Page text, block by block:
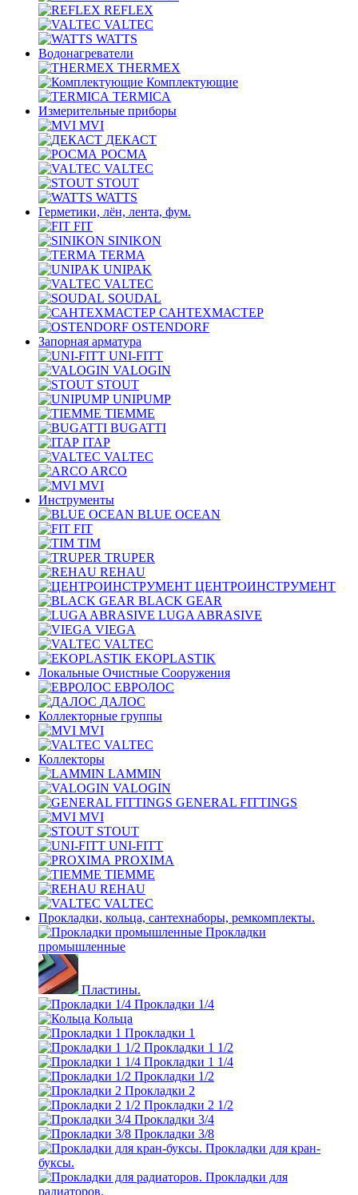
REFLEX
VALTEC
WATTS
Водонагреватели
THERMEX
Комплектующие
TERMICA
Измерительные приборы
MVI
ДЕКАСТ
РОСМА
VALTEC
STOUT
WATTS
Герметики, лён, лента, фум.
FIT
SINIKON
TERMA
UNIPAK
VALTEC
SOUDAL
САНТЕХМАСТЕР
OSTENDORF
Запорная арматура
UNI-FITT
VALOGIN
STOUT
UNIPUMP
TIEMME
BUGATTI
ITAP
VALTEC
ARCO
MVI
Инструменты
BLUE OCEAN
FIT
TIM
TRUPER
REHAU
ЦЕНТРОИНСТРУМЕНТ
BLACK GEAR
LUGA ABRASIVE
VIEGA
VALTEC
EKOPLASTIK
Локальные Очистные Сооружения
ЕВРОЛОС
ДАЛОС
Коллекторные группы
MVI
VALTEC
Коллекторы
LAMMIN
VALOGIN
GENERAL FITTINGS
MVI
STOUT
UNI-FITT
PROXIMA
TIEMME
REHAU
VALTEC
Прокладки, кольца, сантехнаборы, ремкомплекты.
Прокладки
промышленные
Пластины.
Прокладки 1/4
Кольца
Прокладки 1
Прокладки 1 1/2
Прокладки 1 1/4
Прокладки 1/2
Прокладки 2
Прокладки 2 1/2
Прокладки 3/4
Прокладки 3/8
Прокладки для кран-
буксы.
Прокладки для
радиаторов.